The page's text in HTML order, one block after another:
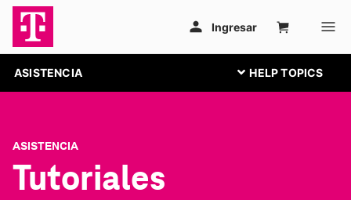
ASISTENCIA
ASISTENCIA
Tutoriales